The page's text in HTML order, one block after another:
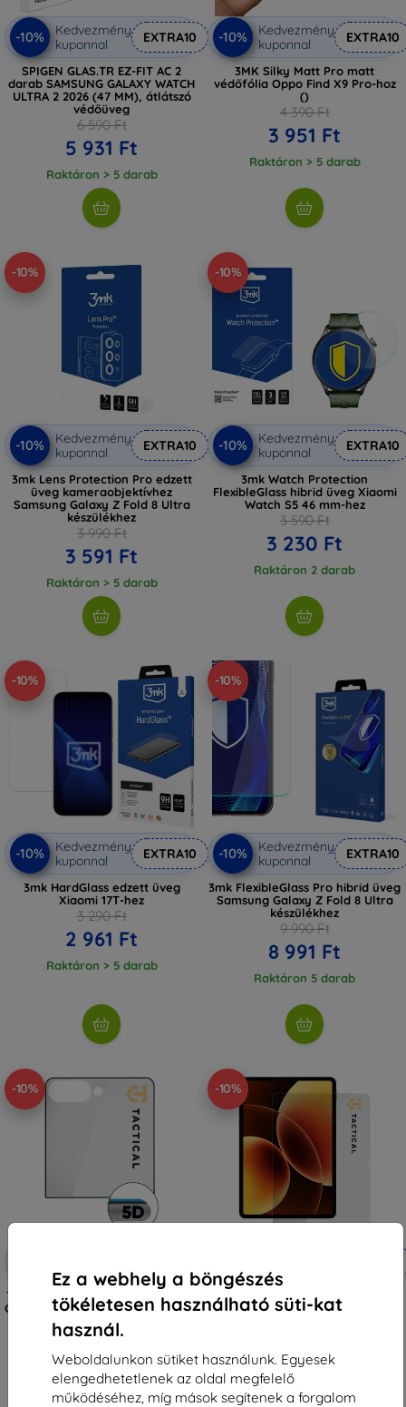
Ez a webhely a böngészés
tökéletesen használható süti-kat
használ.
Weboldalunkon sütiket használunk. Egyesek
elengedhetetlenek az oldal megfelelő
működéséhez, míg mások segítenek a forgalom
-10%
Kedvezmény
kuponnal
EXTRA10
SPIGEN GLAS.TR EZ-FIT AC 2
darab SAMSUNG GALAXY WATCH
ULTRA 2 2026 (47 MM), átlátszó
védőüveg
6 590 Ft
5 931 Ft
Raktáron > 5 darab
-10%
Kedvezmény
kuponnal
EXTRA10
3MK Silky Matt Pro matt
védőfólia Oppo Find X9 Pro-hoz
()
4 390 Ft
3 951 Ft
Raktáron > 5 darab
-10%
-10%
Kedvezmény
kuponnal
EXTRA10
3mk Lens Protection Pro edzett
üveg kameraobjektívhez
Samsung Galaxy Z Fold 8 Ultra
készülékhez
3 990 Ft
3 591 Ft
Raktáron > 5 darab
-10%
-10%
Kedvezmény
kuponnal
EXTRA10
3mk Watch Protection
FlexibleGlass hibrid üveg Xiaomi
Watch S5 46 mm-hez
3 590 Ft
3 230 Ft
Raktáron 2 darab
-10%
-10%
Kedvezmény
kuponnal
EXTRA10
3mk HardGlass edzett üveg
Xiaomi 17T-hez
3 290 Ft
2 961 Ft
Raktáron > 5 darab
-10%
-10%
Kedvezmény
kuponnal
EXTRA10
3mk FlexibleGlass Pro hibrid üveg
Samsung Galaxy Z Fold 8 Ultra
készülékhez
9 990 Ft
8 991 Ft
Raktáron 5 darab
-10%
Tactical Glass Shield 5D Samsung
Galaxy Z Flip 8-hoz, fekete, külső,
57983130475
3 590 Ft
3 230 Ft
Raktáron > 5 darab
-10%
kuponnal
Tactical Glass védőüveg Xiaomi
Pad 7/8/8 Pro készülékhez,
4 311 Ft
Raktáron > 5 darab